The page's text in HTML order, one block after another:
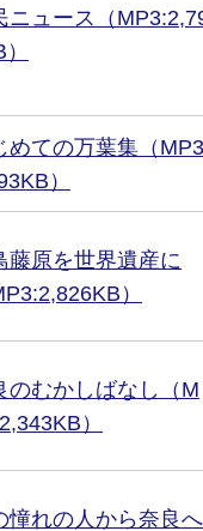
ニュース（
めての万葉集（
）
藤原を世界遺産に
）
のむかしばなし（M
）
憧れの人から奈良へ